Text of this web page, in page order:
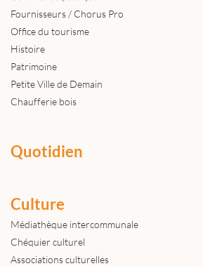
Fournisseurs / Chorus Pro
Office du tourisme
Histoire
Patrimoine
Petite Ville de Demain
Chaufferie bois
Quotidien
Culture
Médiathèque intercommunale
Chéquier culturel
Associations culturelles